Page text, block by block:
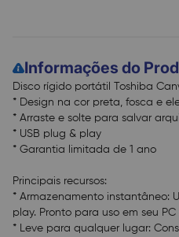
Informações do
Disco rígido portátil Toshiba
* Design na cor preta, fosca e
* Arraste e solte para salvar
* USB plug & play
* Garantia limitada de 1 ano
Principais recursos:
* Armazenamento instantâneo:
play. Pronto para uso em seu
* Leve para qualquer lugar: